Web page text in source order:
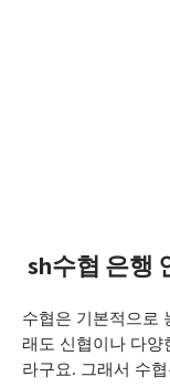
sh수협 은행
수협은 기본적으로
래도 신협이나 다양
라구요. 그래서 수